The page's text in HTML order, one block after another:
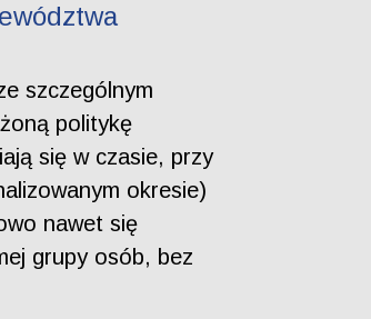
szczególnym
politykę
się w czasie, przy
okresie)
nawet się
grupy osób, bez